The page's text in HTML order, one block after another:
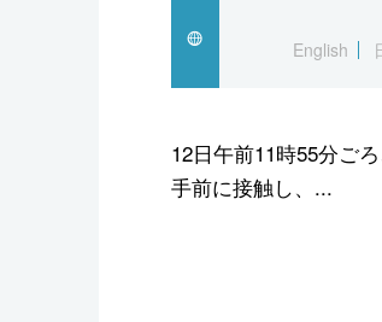
スポーツ・東京2020English
12日午前11時55分ご
手前に接触し、...